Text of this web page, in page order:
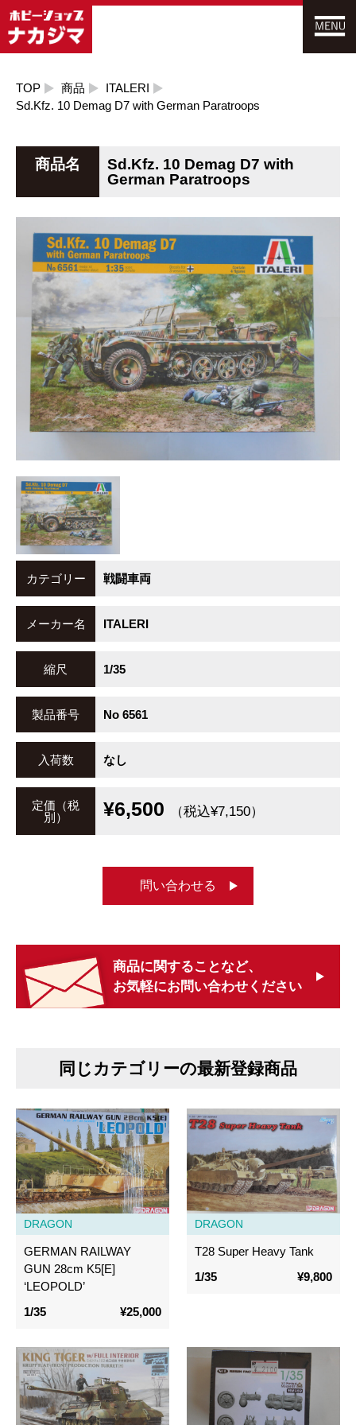
TOP 商品
ITALERI
Sd.Kfz. 10 Demag D7 with German Paratroops
商品名
Sd.Kfz. 10 Demag D7 with
German Paratroops
カテゴリー 戦闘車両
メーカー名 ITALERI
縮尺 1/35
製品番号 No 6561
入荷数 なし
定価（税
別）
¥6,500 （税込¥7,150）
問い合わせる
商品に関することなど、
お気軽にお問い合わせください
同じカテゴリーの最新登録商品
DRAGON
GERMAN RAILWAY
GUN 28cm K5[E]
‘LEOPOLD’
1/35
¥25,000
DRAGON
T28 Super Heavy Tank
1/35
¥9,800